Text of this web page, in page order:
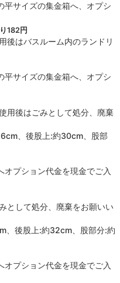
する物の持込み
・大音量
為
サイズの集金箱へ、オプシ
182円
後はバスルーム内のランドリ
サイズの集金箱へ、オプシ
用後はごみとして処分、廃棄
、後股上:約30cm、股部
プション代金を現金でご入
として処分、廃棄をお願いい
、後股上:約32cm、股部分:約
プション代金を現金でご入